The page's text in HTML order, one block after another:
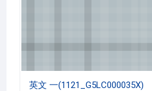
英文 一(1121_G5LC000035X)